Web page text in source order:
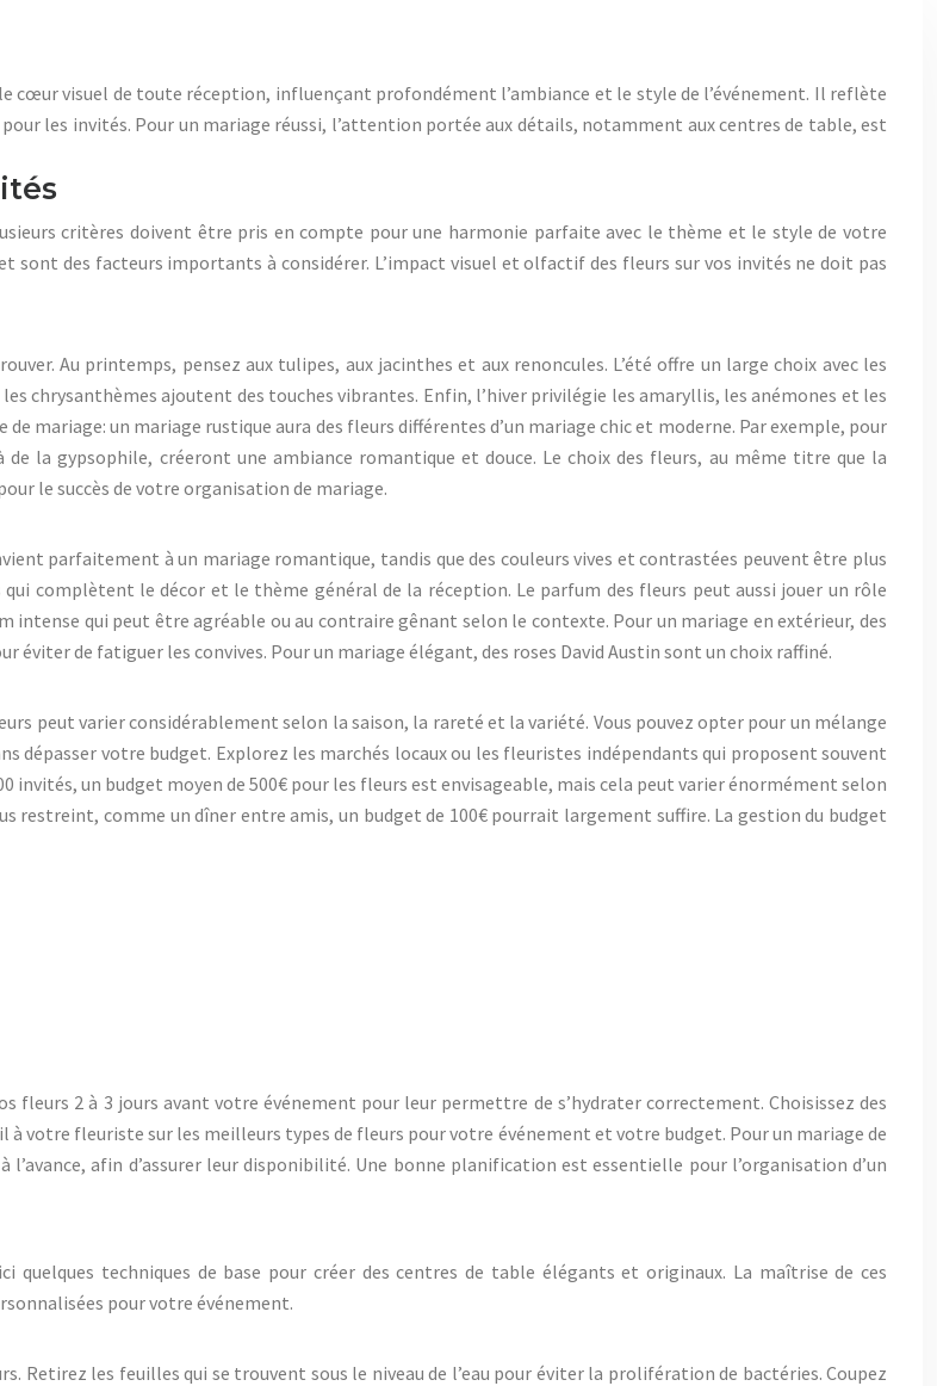
visuel de toute réception, influençant profondément l’ambiance et le style de l’événement. Il reflète
les invités. Pour un mariage réussi, l’attention portée aux détails, notamment aux centres de table, est
critères doivent être pris en compte pour une harmonie parfaite avec le thème et le style de votre
des facteurs importants à considérer. L’impact visuel et olfactif des fleurs sur vos invités ne doit pas
Au printemps, pensez aux tulipes, aux jacinthes et aux renoncules. L’été offre un large choix avec les
chrysanthèmes ajoutent des touches vibrantes. Enfin, l’hiver privilégie les amaryllis, les anémones et les
mariage: un mariage rustique aura des fleurs différentes d’un mariage chic et moderne. Par exemple, pour
la gypsophile, créeront une ambiance romantique et douce. Le choix des fleurs, au même titre que la
le succès de votre organisation de mariage.
parfaitement à un mariage romantique, tandis que des couleurs vives et contrastées peuvent être plus
qui complètent le décor et le thème général de la réception. Le parfum des fleurs peut aussi jouer un rôle
qui peut être agréable ou au contraire gênant selon le contexte. Pour un mariage en extérieur, des
de fatiguer les convives. Pour un mariage élégant, des roses David Austin sont un choix raffiné.
peut varier considérablement selon la saison, la rareté et la variété. Vous pouvez opter pour un mélange
dépasser votre budget. Explorez les marchés locaux ou les fleuristes indépendants qui proposent souvent
invités, un budget moyen de 500€ pour les fleurs est envisageable, mais cela peut varier énormément selon
restreint, comme un dîner entre amis, un budget de 100€ pourrait largement suffire. La gestion du budget
fleurs 2 à 3 jours avant votre événement pour leur permettre de s’hydrater correctement. Choisissez des
votre fleuriste sur les meilleurs types de fleurs pour votre événement et votre budget. Pour un mariage de
afin d’assurer leur disponibilité. Une bonne planification est essentielle pour l’organisation d’un
quelques techniques de base pour créer des centres de table élégants et originaux. La maîtrise de ces
pour votre événement.
Retirez les feuilles qui se trouvent sous le niveau de l’eau pour éviter la prolifération de bactéries. Coupez